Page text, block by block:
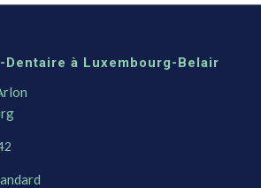
à Luxembourg-Belair